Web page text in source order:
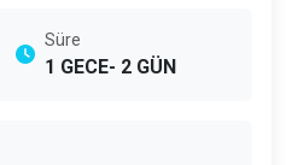
Süre
1 GECE- 2 GÜN